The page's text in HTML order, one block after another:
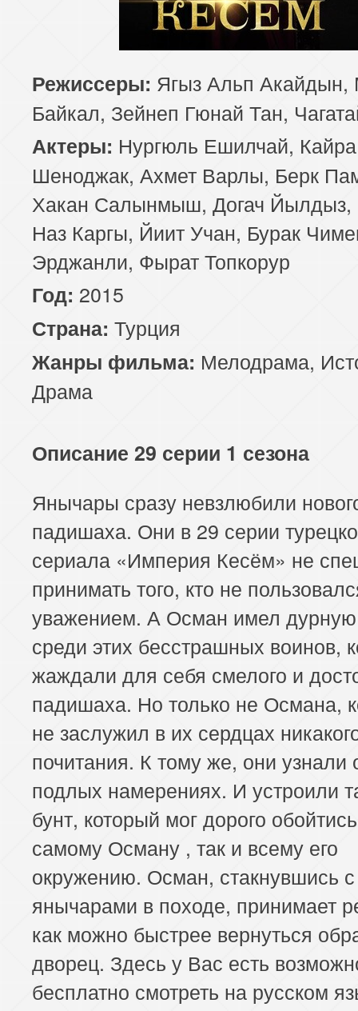
Режиссеры: Ягыз Альп Акайдын,
Байкал, Зейнеп Гюнай Тан,
Актеры: Нургюль Ешилчай, Кайра
Шеноджак, Ахмет Варлы, Берк
Хакан Салынмыш, Догач Йылдыз,
Наз Каргы, Йиит Учан, Бурак
Эрджанли, Фырат Топкорур
Год: 2015
Страна: Турция
Жанры фильма: Мелодрама,
Драма
Описание 29 серии 1 сезона
Янычары сразу невзлюбили
падишаха. Они в 29 серии
сериала «Империя Кесём» не
принимать того, кто не
уважением. А Осман имел
среди этих бесстрашных воинов,
жаждали для себя смелого и
падишаха. Но только не Османа,
не заслужил в их сердцах
почитания. К тому же, они узнали
подлых намерениях. И устроили
бунт, который мог дорого
самому Осману , так и всему его
окружению. Осман, стакнувшись с
янычарами в походе, принимает
как можно быстрее вернуться
дворец. Здесь у Вас есть
бесплатно смотреть на русском